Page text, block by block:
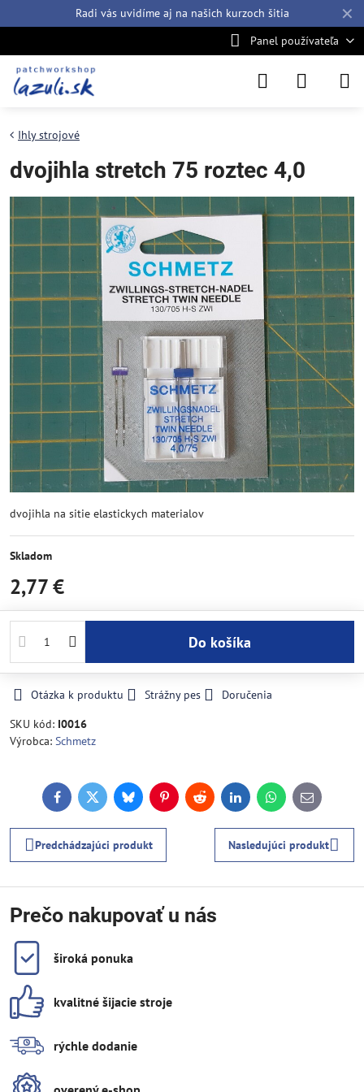
✕
Radi vás uvidíme aj na našich kurzoch šitia
Panel používateľa
Ihly strojové
dvojihla stretch 75 roztec 4,0
dvojihla na sitie elastickych materialov
Skladom
2,77 €
Do košíka
Otázka k produktu Strážny pes
Doručenia
SKU kód: I0016
Výrobca: Schmetz
FacebookTwitterBlueskyPinterestReddit LinkedInWhatsApp
E-
mail
Predchádzajúci produkt Nasledujúci produkt
Prečo nakupovať u nás
široká ponuka
kvalitné šijacie stroje
rýchle dodanie